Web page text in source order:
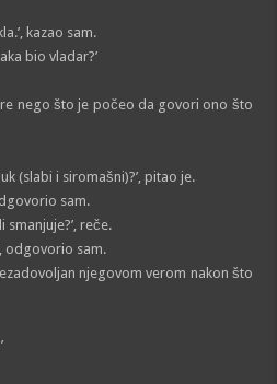
kazao sam.
bio vladar?’
nego što je počeo da govori ono što
(slabi i siromašni)?’, pitao je.
sam.
smanjuje?’, reče.
odgovorio sam.
njegovom verom nakon što